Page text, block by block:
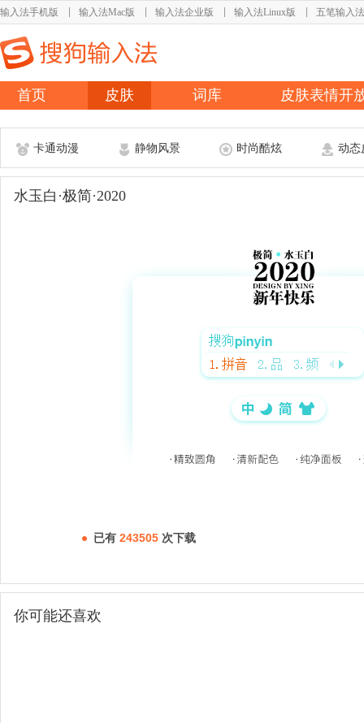
输入法手机版 输入法Mac版 输入法企业版 输入法Linux版 五笔输入法
首页 皮肤 词库 皮肤表情开
卡通动漫 静物风景 时尚酷炫 动态
水玉白·极简·2020
已有 243505 次下载
你可能还喜欢